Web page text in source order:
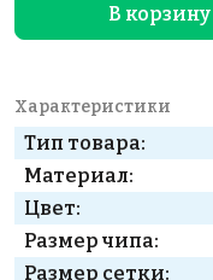
В корзину
Характеристики
Тип товара:
Материал:
Цвет:
Размер чипа:
Размер сетки: